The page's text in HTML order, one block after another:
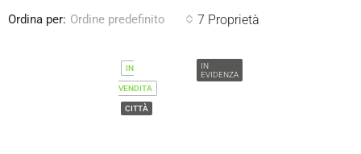
7 Proprietà
Ordina per: Ordine predefinito
IN
EVIDENZA
IN
VENDITA
CITTÀ